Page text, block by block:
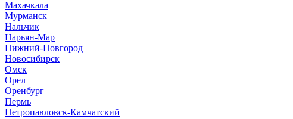
Махачкала
Мурманск
Нальчик
Нарьян-Мар
Нижний-Новгород
Новосибирск
Омск
Орел
Оренбург
Пермь
Петропавловск-Камчатский